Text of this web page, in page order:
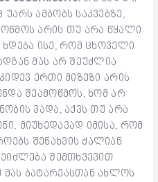
ამბობს საკვებზე,
არის თუ არა წყალი
ისე, რომ ცხოველი
მას არ შეუძლია
ერთი მიზეზი არის
შეამოწმოს, ხომ არ
ვადა, აქვს თუ არა
მიუხედავად იმისა, რომ
შენახვის ძალიან
შემთხვევით
ბატარეასთან ახლოს